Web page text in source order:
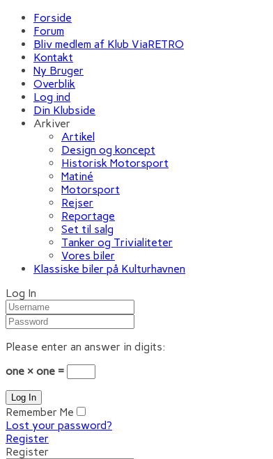
Forside
Forum
Bliv medlem af Klub ViaRETRO
Kontakt
Ny Bruger
Overblik
Log ind
Din Klubside
Arkiver
Artikel
Design og koncept
Historisk Motorsport
Matiné
Motorsport
Rejser
Reportage
Set til salg
Tanker og Trivialiteter
Vores biler
Klassiske biler på Kulturhavnen
Log In
Please enter an answer in digits:
one × one =
Remember Me
Lost your password?
Register
Register